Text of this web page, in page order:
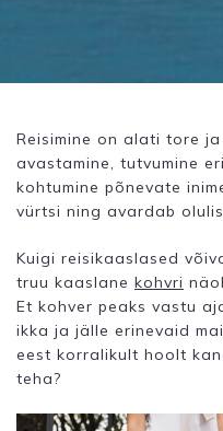
Reisimine on alati tore
avastamine, tutvumine
kohtumine põnevate
vürtsi ning avardab
Kuigi reisikaaslased
truu kaaslane kohvri
Et kohver peaks vastu
ikka ja jälle erinevaid
eest korralikult hoolt
teha?